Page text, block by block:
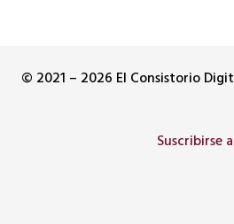
© 2021 – 2026 El Consistorio
Suscribirse